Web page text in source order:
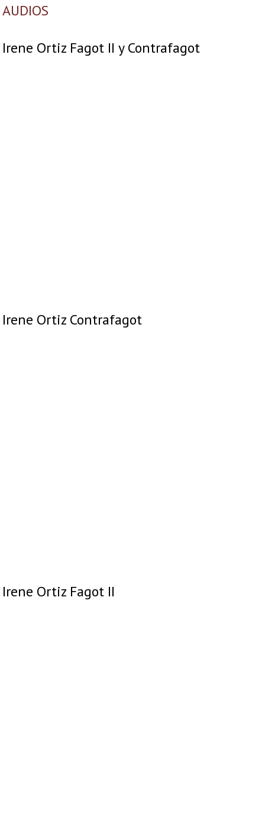
AUDIOS
Irene Ortiz Fagot II y Contrafagot
Irene Ortiz Contrafagot
Irene Ortiz Fagot II